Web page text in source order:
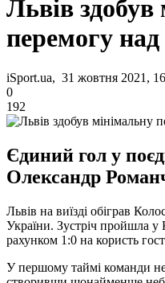
Львів здобув
перемогу
iSport.ua, 31 жовтня 2021,
0
192
Єдиний гол у
Олександр
Львів на виїзді обіграв
України. Зустріч пройшла у
рахунком 1:0 на користь
У першому таймі команди